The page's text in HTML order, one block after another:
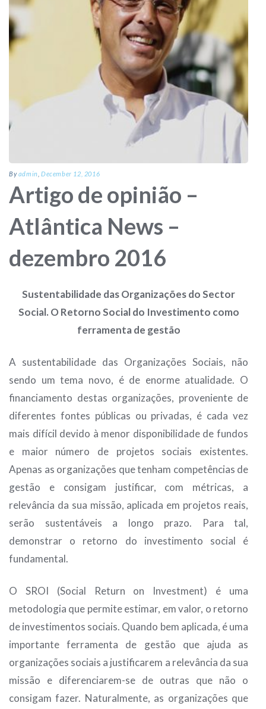
Byadmin ,December 12, 2016
Artigo de opinião –
Atlântica News –
dezembro 2016
Sustentabilidade das Organizações do Sector
Social. O Retorno Social do Investimento como
ferramenta de gestão
A sustentabilidade das Organizações Sociais, não
sendo um tema novo, é de enorme atualidade. O
financiamento destas organizações, proveniente de
diferentes fontes públicas ou privadas, é cada vez
mais difícil devido à menor disponibilidade de fundos
e maior número de projetos sociais existentes.
Apenas as organizações que tenham competências de
gestão e consigam justificar, com métricas, a
relevância da sua missão, aplicada em projetos reais,
serão sustentáveis a longo prazo. Para tal,
demonstrar o retorno do investimento social é
fundamental.
O SROI (Social Return on Investment) é uma
metodologia que permite estimar, em valor, o retorno
de investimentos sociais. Quando bem aplicada, é uma
importante ferramenta de gestão que ajuda as
organizações sociais a justificarem a relevância da sua
missão e diferenciarem-se de outras que não o
consigam fazer. Naturalmente, as organizações que